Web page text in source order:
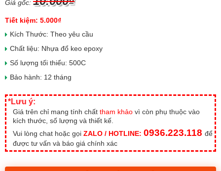
Giá gốc:
Tiết kiệm: 5.000₫
Kích Thước: Theo yêu cầu
Chất liệu: Nhựa đổ keo epoxy
Số lượng tối thiểu: 500C
Bảo hành: 12 tháng
*Lưu ý:
Giá trên chỉ mang tính chất tham khảo vì còn phụ thuộc vào
kích thước, số lượng và thiết kế.
Vui lòng chat hoặc gọi ZALO / HOTLINE: 0936.223.118 để
được tư vấn và báo giá chính xác